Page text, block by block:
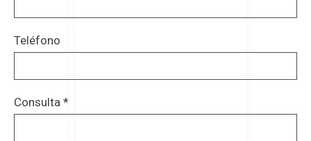
Teléfono
Consulta *